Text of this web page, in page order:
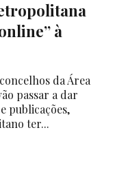
à
da Área
passar a dar
publicações,
ter...